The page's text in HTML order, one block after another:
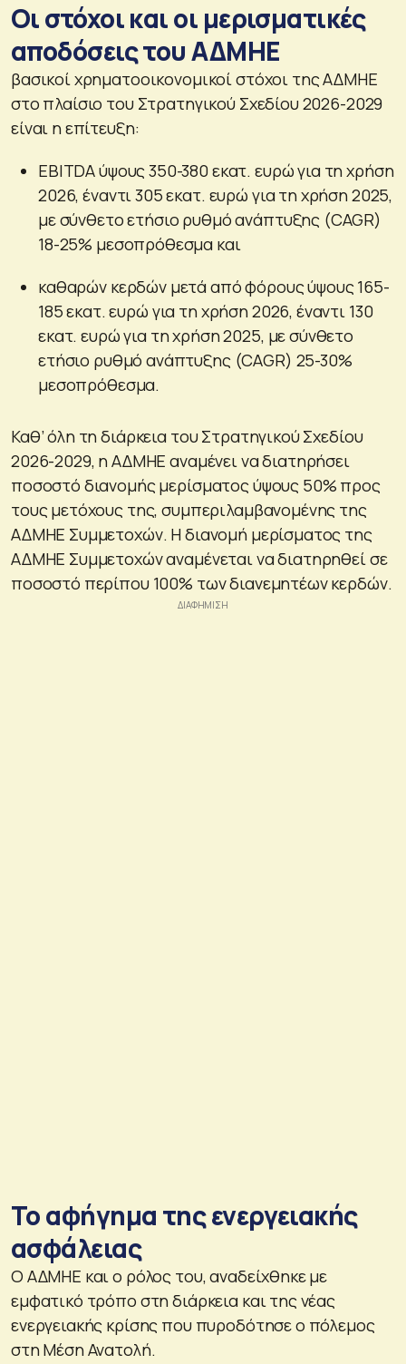
Οι στόχοι και οι μερισματικές
αποδόσεις του ΑΔΜΗΕ
βασικοί χρηματοοικονομικοί στόχοι της ΑΔΜΗΕ
στο πλαίσιο του Στρατηγικού Σχεδίου 2026-2029
είναι η επίτευξη:
EBITDA ύψους 350-380 εκατ. ευρώ για τη χρήση
2026, έναντι 305 εκατ. ευρώ για τη χρήση 2025,
με σύνθετο ετήσιο ρυθμό ανάπτυξης (CAGR)
18-25% μεσοπρόθεσμα και
καθαρών κερδών μετά από φόρους ύψους 165-
185 εκατ. ευρώ για τη χρήση 2026, έναντι 130
εκατ. ευρώ για τη χρήση 2025, με σύνθετο
ετήσιο ρυθμό ανάπτυξης (CAGR) 25-30%
μεσοπρόθεσμα.
Καθ’ όλη τη διάρκεια του Στρατηγικού Σχεδίου
2026-2029, η ΑΔΜΗΕ αναμένει να διατηρήσει
ποσοστό διανομής μερίσματος ύψους 50% προς
τους μετόχους της, συμπεριλαμβανομένης της
ΑΔΜΗΕ Συμμετοχών. Η διανομή μερίσματος της
ΑΔΜΗΕ Συμμετοχών αναμένεται να διατηρηθεί σε
ποσοστό περίπου 100% των διανεμητέων κερδών.
Το αφήγημα της ενεργειακής
ασφάλειας
Ο ΑΔΜΗΕ και ο ρόλος του, αναδείχθηκε με
εμφατικό τρόπο στη διάρκεια και της νέας
ενεργειακής κρίσης που πυροδότησε ο πόλεμος
στη Μέση Ανατολή.